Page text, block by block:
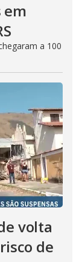
em
a 100
volta
de